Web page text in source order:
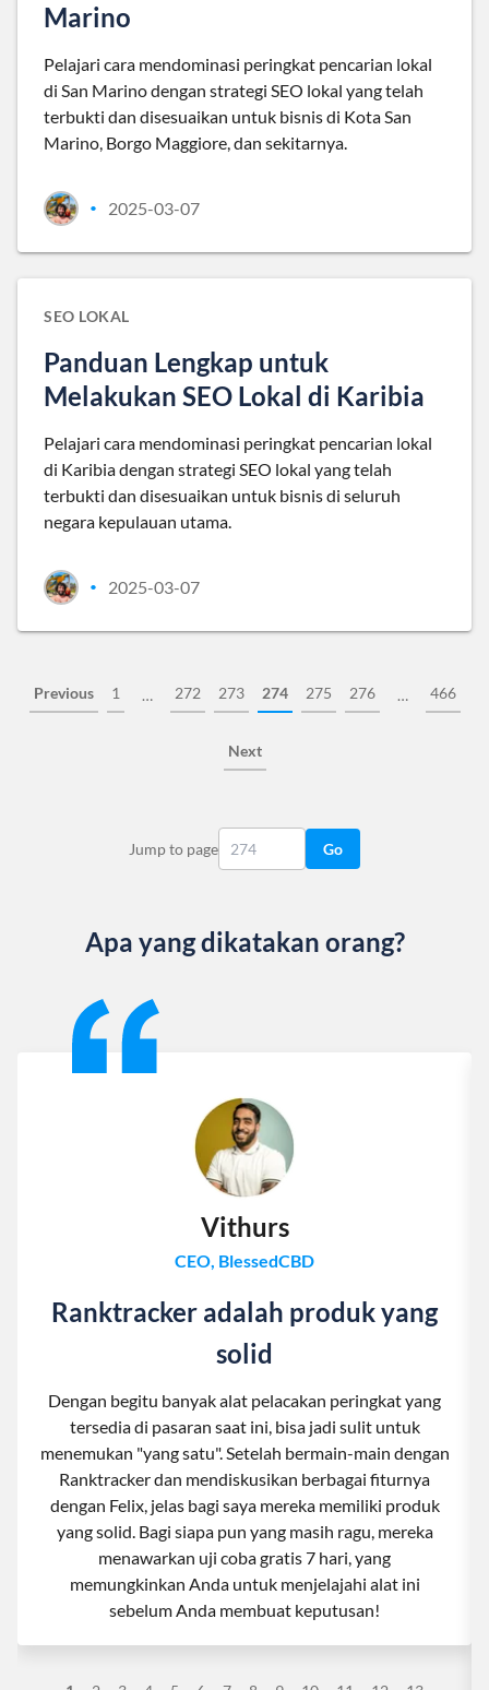
Marino
Pelajari cara mendominasi peringkat pencarian lokal
di San Marino dengan strategi SEO lokal yang telah
terbukti dan disesuaikan untuk bisnis di Kota San
Marino, Borgo Maggiore, dan sekitarnya.
• 2025-03-07
SEO LOKAL
Panduan Lengkap untuk
Melakukan SEO Lokal di Karibia
Pelajari cara mendominasi peringkat pencarian lokal
di Karibia dengan strategi SEO lokal yang telah
terbukti dan disesuaikan untuk bisnis di seluruh
negara kepulauan utama.
• 2025-03-07
Previous 1 … 272 273 274 275 276 … 466
Next
Jump to page Go
Apa yang dikatakan orang?
Vithurs
CEO, BlessedCBD
Ranktracker adalah produk yang
solid
Dengan begitu banyak alat pelacakan peringkat yang
tersedia di pasaran saat ini, bisa jadi sulit untuk
menemukan "yang satu". Setelah bermain-main dengan
Ranktracker dan mendiskusikan berbagai fiturnya
dengan Felix, jelas bagi saya mereka memiliki produk
yang solid. Bagi siapa pun yang masih ragu, mereka
menawarkan uji coba gratis 7 hari, yang
memungkinkan Anda untuk menjelajahi alat ini
sebelum Anda membuat keputusan!